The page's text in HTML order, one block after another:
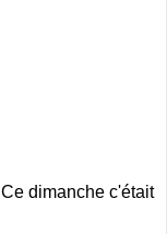
Ce dimanche c'était